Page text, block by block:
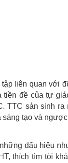
liên quan với
tiền đề của tự
TTC sản sinh
sáng tạo và
dấu hiệu
thích tìm tòi